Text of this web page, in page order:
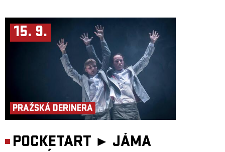
15. 9.
PRAŽSKÁ DERINERA
POCKETART ► JÁMA